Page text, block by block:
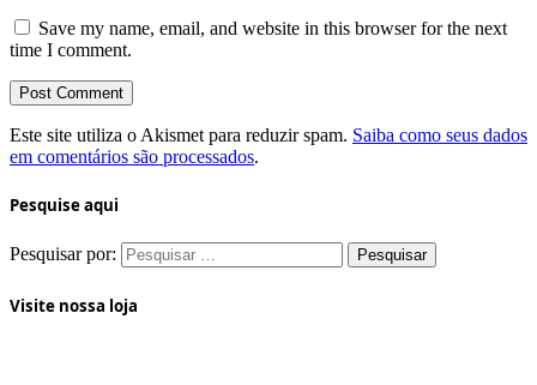
Save my name, email, and website in this browser for the next
time I comment.
Este site utiliza o Akismet para reduzir spam. Saiba como seus dados
em comentários são processados.
Pesquise aqui
Pesquisar por:
Visite nossa loja